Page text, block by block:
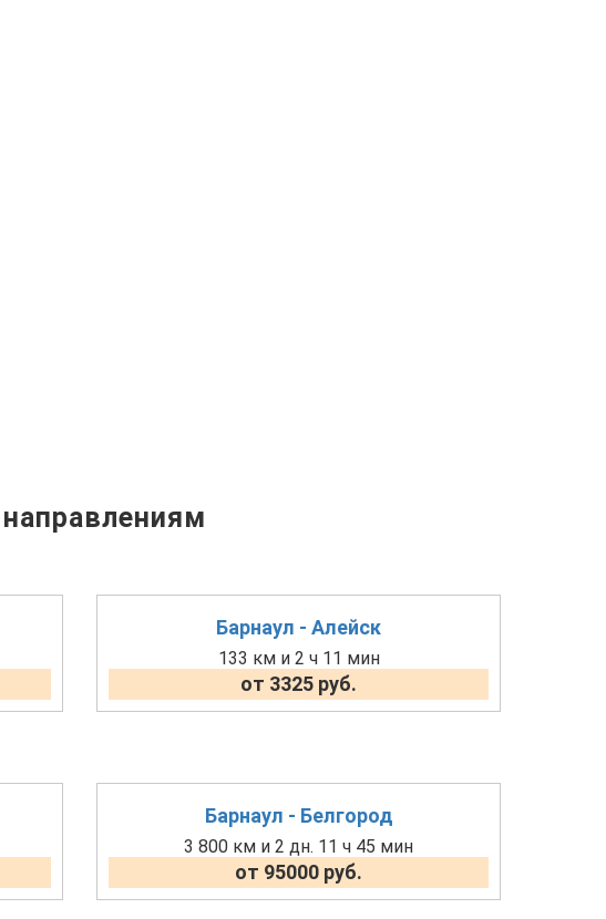
Барнаул - Алейск
133 км и 2 ч 11 мин
от 3325 руб.
Барнаул - Белгород
3 800 км и 2 дн. 11 ч 45 мин
от 95000 руб.